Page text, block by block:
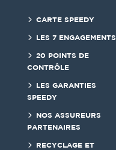
CARTE SPEEDY
LES 7 ENGAGEMENTS
20 POINTS DE
CONTRÔLE
LES GARANTIES
SPEEDY
NOS ASSUREURS
PARTENAIRES
RECYCLAGE ET